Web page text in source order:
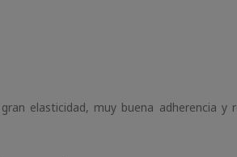
elasticidad, muy buena adherencia y